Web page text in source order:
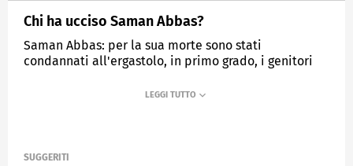
Chi ha ucciso Saman Abbas?
Saman Abbas: per la sua morte sono stati
condannati all'ergastolo, in primo grado, i genitori
reclusione lo zio Danish Hasnain. Ieri è iniziato il
SUGGERITI